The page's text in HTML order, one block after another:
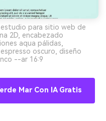
para sitio web de
2D, encabezado
aqua pálidas,
oscuro, diseño
--ar 16:9
Mar Con IA Gratis